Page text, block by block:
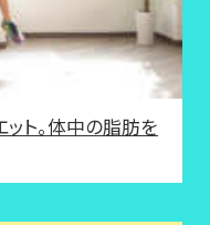
ト。体中の脂肪を